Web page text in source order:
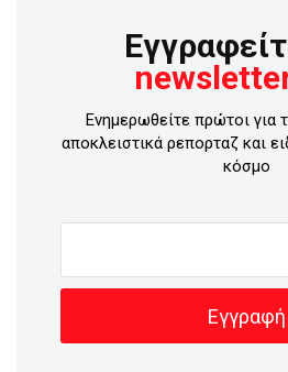
Ενημερωθείτε πρώτοι για
αποκλειστικά ρεπορταζ και
κόσμο